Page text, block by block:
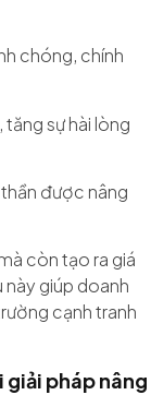
chóng, chính
sự hài lòng
thần được nâng
còn tạo ra giá
giúp doanh
cạnh tranh
giải pháp nâng